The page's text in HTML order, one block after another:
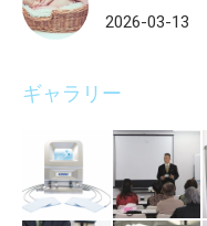
2026-03-13
ギャラリー